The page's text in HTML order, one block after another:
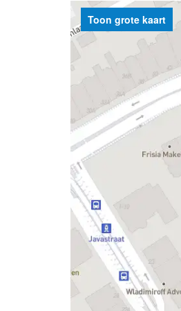
Toon grote kaart